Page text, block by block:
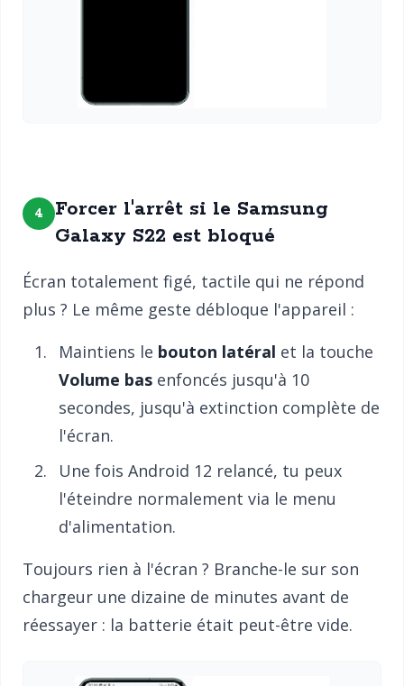
4
Forcer l'arrêt si le Samsung
Galaxy S22 est bloqué
Écran totalement figé, tactile qui ne répond
plus ? Le même geste débloque l'appareil :
Maintiens le bouton latéral et la touche
Volume bas enfoncés jusqu'à 10
secondes, jusqu'à extinction complète de
l'écran.
Une fois Android 12 relancé, tu peux
l'éteindre normalement via le menu
d'alimentation.
Toujours rien à l'écran ? Branche-le sur son
chargeur une dizaine de minutes avant de
réessayer : la batterie était peut-être vide.